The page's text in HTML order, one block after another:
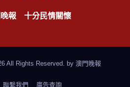
報 十分民情關懷
All Rights Reserved. by 澳門晚報
聯繫我們 廣告查詢